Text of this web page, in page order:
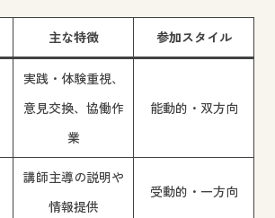
主な特徴 参加スタイル
実践・体験重視、
意見交換、協働作
業
能動的・双方向
講師主導の説明や
情報提供
受動的・一方向